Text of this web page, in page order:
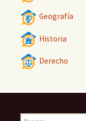
Geografía
Historia
Derecho
Buscar: